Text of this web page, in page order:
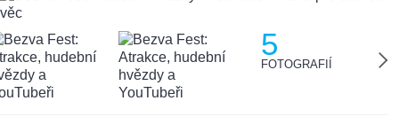
5
FOTOGRAFIÍ